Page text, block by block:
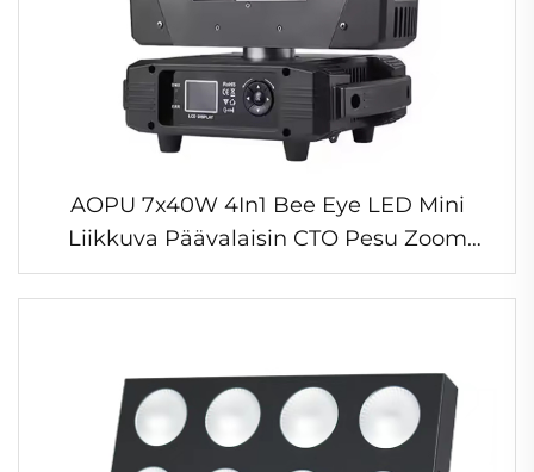
AOPU 7x40W 4In1 Bee Eye LED Mini
Liikkuva Päävalaisin CTO Pesu Zoom
RGBW Säde Näyttelyvalaisin